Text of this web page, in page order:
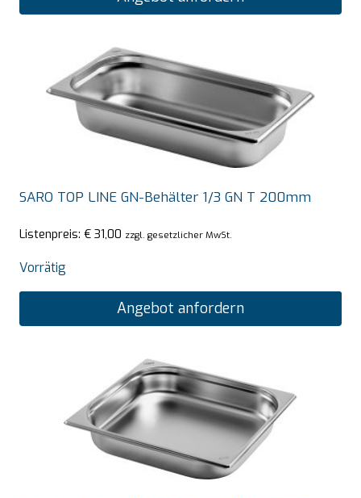
SARO TOP LINE GN-Behälter 1/3 GN T 200mm
Listenpreis: € 31,00 zzgl. gesetzlicher MwSt.
Vorrätig
Angebot anfordern